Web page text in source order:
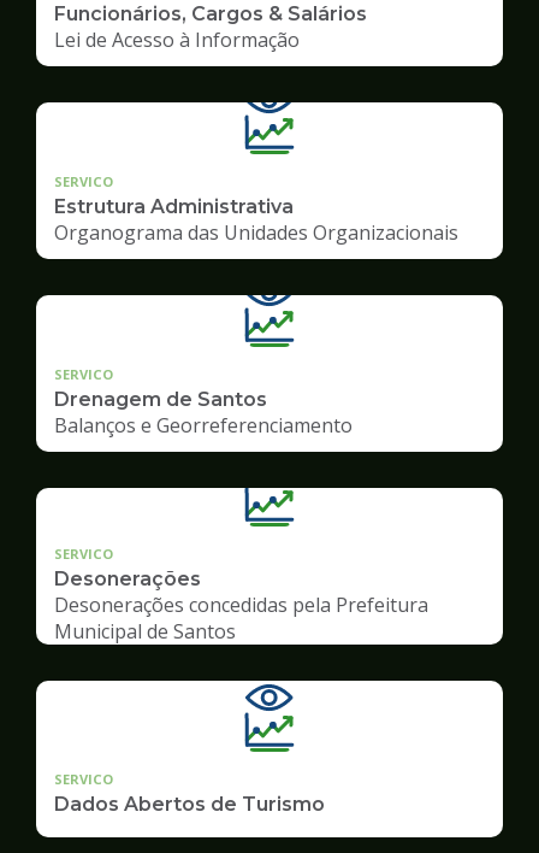
Funcionários, Cargos & Salários
Lei de Acesso à Informação
SERVICO
Estrutura Administrativa
Organograma das Unidades Organizacionais
SERVICO
Drenagem de Santos
Balanços e Georreferenciamento
SERVICO
Desonerações
Desonerações concedidas pela Prefeitura
Municipal de Santos
SERVICO
Dados Abertos de Turismo